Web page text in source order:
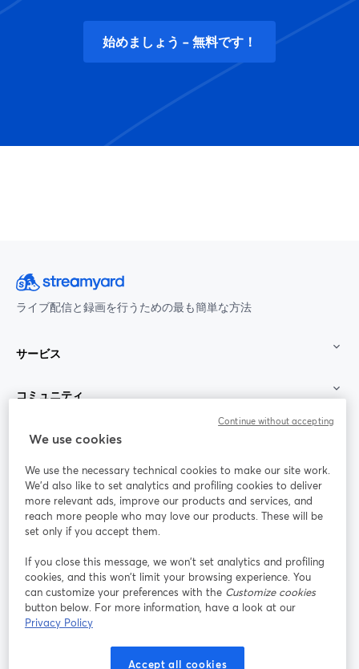
始めましょう - 無料です！
ライブ配信と録画を行うための最も簡単な方法
サービス
コミュニティ
StreamYard：
参加する
ライ
ンセ
ミナ
ー
Facebook
新しいタブで開く(Twitter)
YouTube
Instagram
新しいタブで開く
LinkedIn
新しいタブで開く
We use cookies
We use the necessary technical cookies to make our site work.
We'd also like to set analytics and profiling cookies to deliver
more relevant ads, improve our products and services, and
reach more people who may love our products. These will be
set only if you accept them.
If you close this message, we won’t set analytics and profiling
cookies, and this won’t limit your browsing experience. You
can customize your preferences with the Customize cookies
button below. For more information, have a look at our
Privacy Policy
Accept all cookies
Continue without accepting